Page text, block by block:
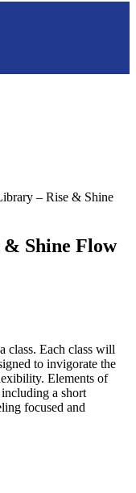
– Rise & Shine
Shine Flow
class. Each class will
to invigorate the
Elements of
a short
focused and